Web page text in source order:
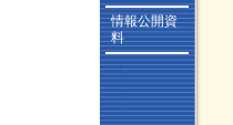
情報公開資
料